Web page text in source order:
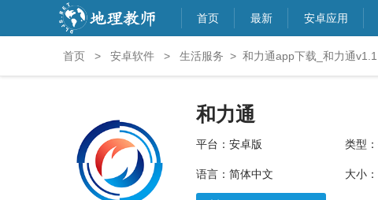
首页 最新 安卓应用
首页 > 安卓软件 > 生活服务 > 和力通app下载_和力通
和力通
平台：安卓版 类型
语言：简体中文 大小